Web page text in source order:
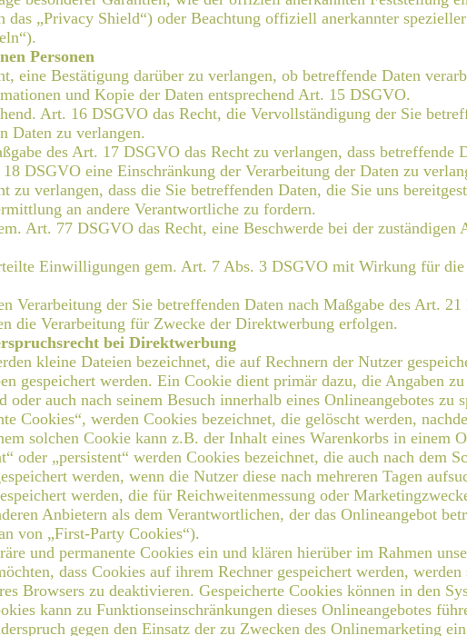
„Privacy Shield“) oder Beachtung offiziell anerkannter
Personen
eine Bestätigung darüber zu verlangen, ob betreffende Daten
und Kopie der Daten entsprechend Art. 15 DSGVO.
Art. 16 DSGVO das Recht, die Vervollständigung der Sie
Daten zu verlangen.
des Art. 17 DSGVO das Recht zu verlangen, dass
DSGVO eine Einschränkung der Verarbeitung der Daten zu
zu verlangen, dass die Sie betreffenden Daten, die Sie uns
an andere Verantwortliche zu fordern.
Art. 77 DSGVO das Recht, eine Beschwerde bei der zuständigen
Einwilligungen gem. Art. 7 Abs. 3 DSGVO mit Wirkung für
Verarbeitung der Sie betreffenden Daten nach Maßgabe des Art.
die Verarbeitung für Zwecke der Direktwerbung erfolgen.
bei Direktwerbung
kleine Dateien bezeichnet, die auf Rechnern der Nutzer
gespeichert werden. Ein Cookie dient primär dazu, die Angaben
oder auch nach seinem Besuch innerhalb eines Onlineangebotes zu
Cookies“, werden Cookies bezeichnet, die gelöscht werden,
solchen Cookie kann z.B. der Inhalt eines Warenkorbs in einem
oder „persistent“ werden Cookies bezeichnet, die auch nach dem
werden, wenn die Nutzer diese nach mehreren Tagen
werden, die für Reichweitenmessung oder
Anbietern als dem Verantwortlichen, der das Onlineangebot
von „First-Party Cookies“).
und permanente Cookies ein und klären hierüber im Rahmen
dass Cookies auf ihrem Rechner gespeichert werden,
Browsers zu deaktivieren. Gespeicherte Cookies können in den
kann zu Funktionseinschränkungen dieses Onlineangebotes
gegen den Einsatz der zu Zwecken des Onlinemarketing